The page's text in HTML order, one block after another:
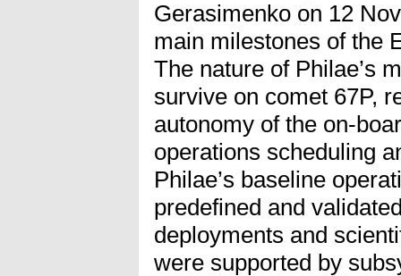
Gerasimenko on 12
main milestones of the
The nature of Philae’s
survive on comet 67P,
autonomy of the on-
operations scheduling
Philae’s baseline
predefined and
deployments and
were supported by